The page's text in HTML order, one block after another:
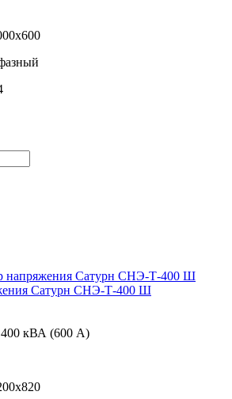
Сатурн СНЭ-Т-400 Ш
400 кВА (600 А)